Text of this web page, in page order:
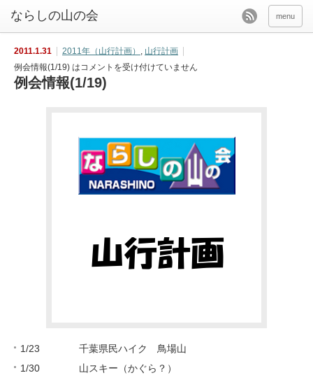
menu
2011.1.31 2011年（山行計画） , 山行計画
例会情報(1/19) はコメントを受け付けていません
例会情報(1/19)
1/23 千葉県民ハイク 鳥場山
1/30 山スキー（かぐら？）